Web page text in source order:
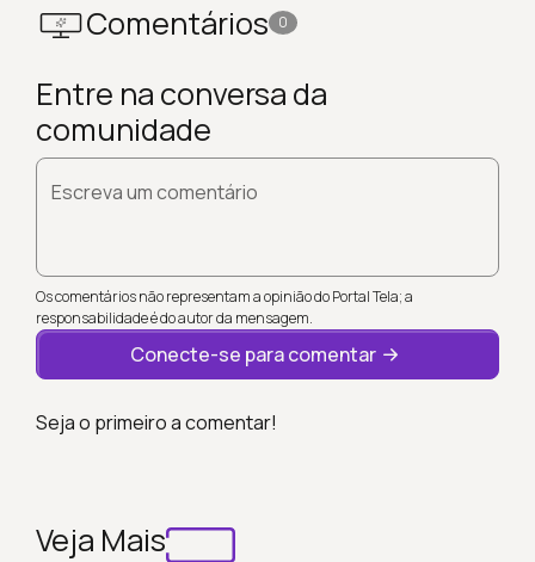
Comentários 0
Entre na conversa da
comunidade
Escreva um comentário
Os comentários não representam a opinião do Portal Tela; a
responsabilidade é do autor da mensagem.
Conecte-se para comentar
Seja o primeiro a comentar!
Veja Mais